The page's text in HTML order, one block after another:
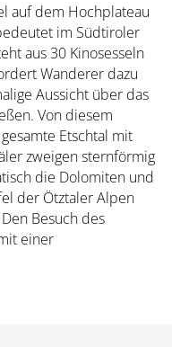
auf dem Hochplateau
im Südtiroler
aus 30 Kinosesseln
Wanderer dazu
Aussicht über das
Von diesem
Etschtal mit
zweigen sternförmig
die Dolomiten und
der Ötztaler Alpen
Besuch des
einer